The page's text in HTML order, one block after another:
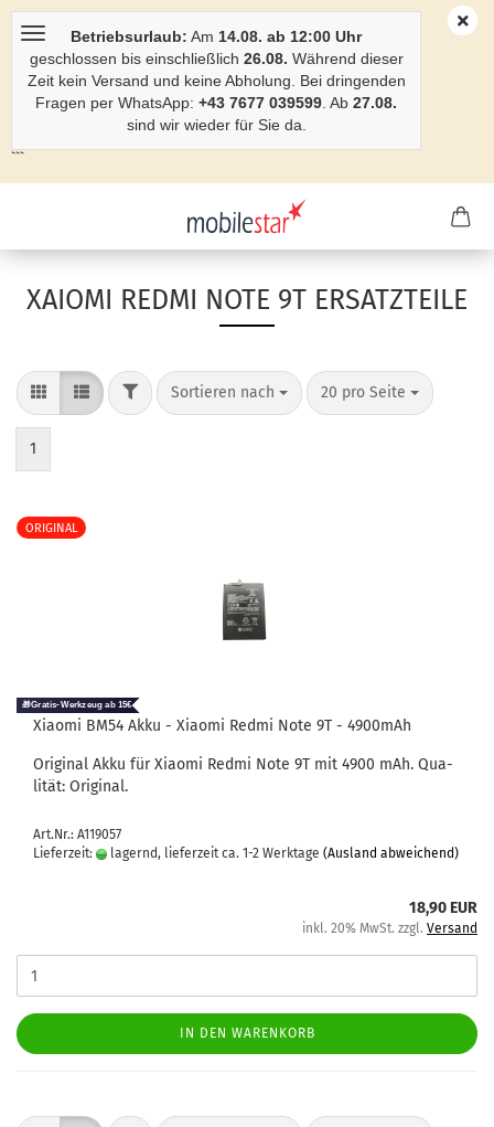
Betriebsurlaub: Am 14.08. ab 12:00 Uhr
geschlossen bis einschließlich 26.08. Während dieser
Zeit kein Versand und keine Abholung. Bei dringenden
Fragen per WhatsApp: +43 7677 039599 . Ab 27.08.
sind wir wieder für Sie da.
```
XAIOMI REDMI NOTE 9T ERSATZTEILE
Sortieren nach 20 pro Seite
1
ORIGINAL
Xiao­mi BM54 Akku - Xiao­mi Redmi Note 9T - 4900mAh
Ori­gi­nal Akku für Xiao­mi Redmi Note 9T mit 4900 mAh. Qua­
li­tät: Ori­gi­nal.
Art.Nr.: A119057
Lieferzeit:
lagernd, lieferzeit ca. 1-2 Werktage (Ausland abweichend)
18,90 EUR
inkl. 20% MwSt. zzgl. Versand
IN DEN WARENKORB